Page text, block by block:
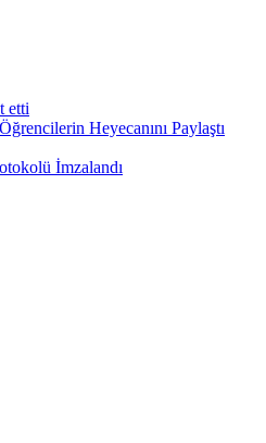
etti
Heyecanını Paylaştı
İmzalandı